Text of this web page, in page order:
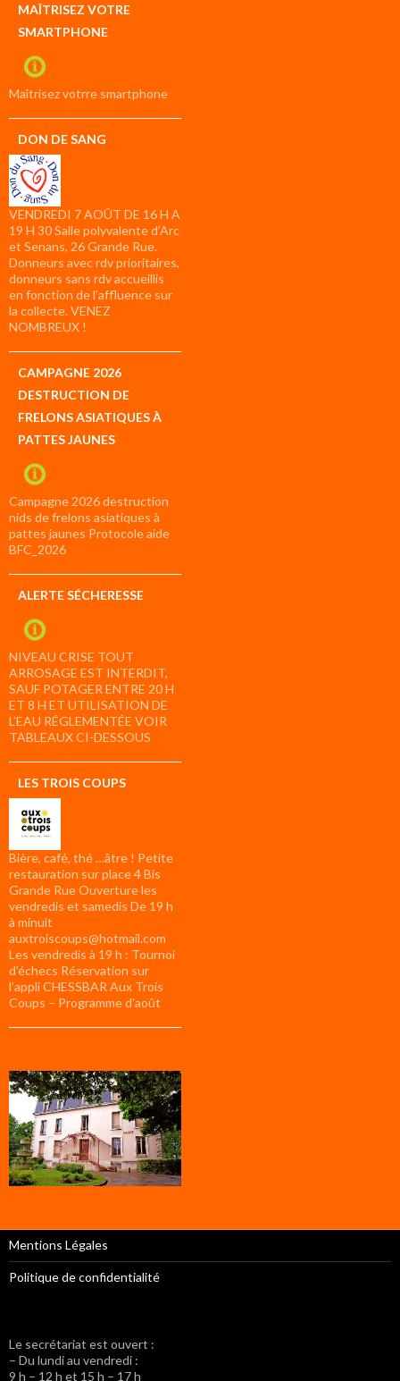
compte
compte
MAÎTRISEZ VOTRE
SMARTPHONE
Maîtrisez votrre smartphone
DON DE SANG
VENDREDI 7 AOÛT DE 16 H A
19 H 30 Salle polyvalente d’Arc
et Senans, 26 Grande Rue.
Donneurs avec rdv prioritaires,
donneurs sans rdv accueillis
en fonction de l’affluence sur
la collecte. VENEZ
NOMBREUX !
CAMPAGNE 2026
DESTRUCTION DE
FRELONS ASIATIQUES À
PATTES JAUNES
Campagne 2026 destruction
nids de frelons asiatiques à
pattes jaunes Protocole aide
BFC_2026
ALERTE SÉCHERESSE
NIVEAU CRISE TOUT
ARROSAGE EST INTERDIT,
SAUF POTAGER ENTRE 20 H
ET 8 H ET UTILISATION DE
L’EAU RÉGLEMENTÉE VOIR
TABLEAUX CI-DESSOUS
LES TROIS COUPS
Bière, café, thé …âtre ! Petite
restauration sur place 4 Bis
Grande Rue Ouverture les
vendredis et samedis De 19 h
à minuit
auxtroiscoups@hotmail.com
Les vendredis à 19 h : Tournoi
d’échecs Réservation sur
l’appli CHESSBAR Aux Trois
Coups – Programme d’août
Mentions Légales
Politique de confidentialité
Le secrétariat est ouvert :
– Du lundi au vendredi :
9 h – 12 h et 15 h – 17 h